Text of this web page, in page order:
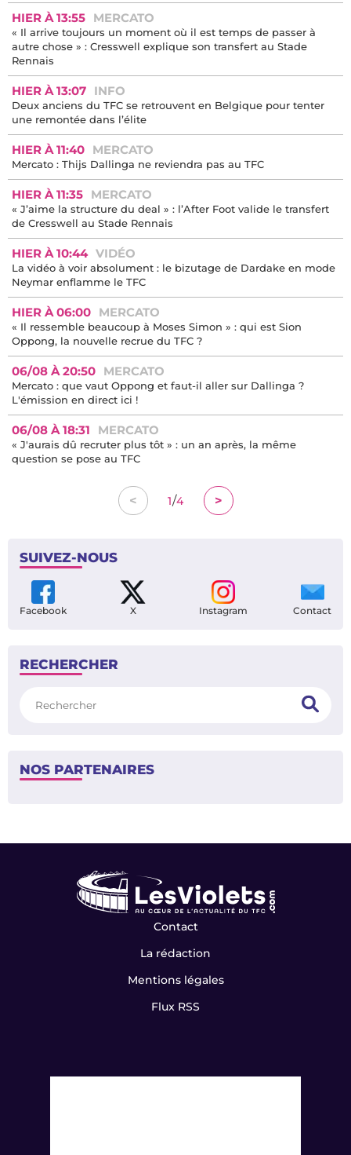
HIER À 13:55 MERCATO
« Il arrive toujours un moment où il est temps de passer à
autre chose » : Cresswell explique son transfert au Stade
Rennais
HIER À 13:07 INFO
Deux anciens du TFC se retrouvent en Belgique pour tenter
une remontée dans l’élite
HIER À 11:40 MERCATO
Mercato : Thijs Dallinga ne reviendra pas au TFC
HIER À 11:35 MERCATO
« J’aime la structure du deal » : l’After Foot valide le transfert
de Cresswell au Stade Rennais
HIER À 10:44 VIDÉO
La vidéo à voir absolument : le bizutage de Dardake en mode
Neymar enflamme le TFC
HIER À 06:00 MERCATO
« Il ressemble beaucoup à Moses Simon » : qui est Sion
Oppong, la nouvelle recrue du TFC ?
06/08 À 20:50 MERCATO
Mercato : que vaut Oppong et faut-il aller sur Dallinga ?
L'émission en direct ici !
06/08 À 18:31 MERCATO
« J'aurais dû recruter plus tôt » : un an après, la même
question se pose au TFC
< 1/4 >
SUIVEZ-NOUS
Facebook X Instagram Contact
RECHERCHER
NOS PARTENAIRES
Contact
La rédaction
Mentions légales
Flux RSS